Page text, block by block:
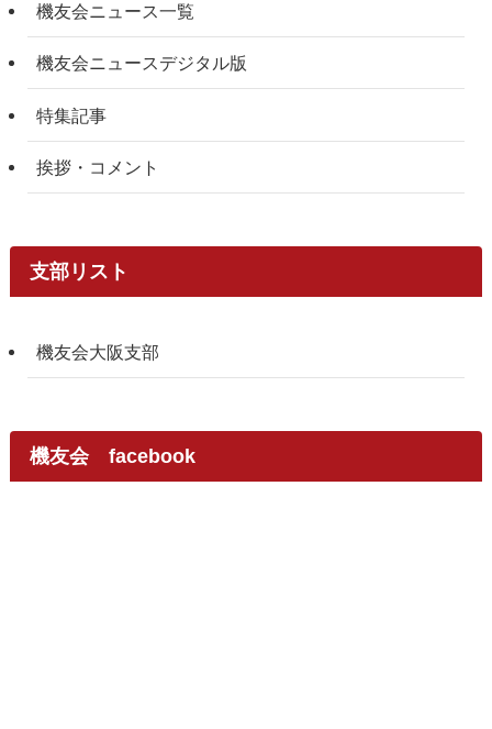
機友会ニュース一覧
機友会ニュースデジタル版
特集記事
挨拶・コメント
支部リスト
機友会大阪支部
機友会 facebook